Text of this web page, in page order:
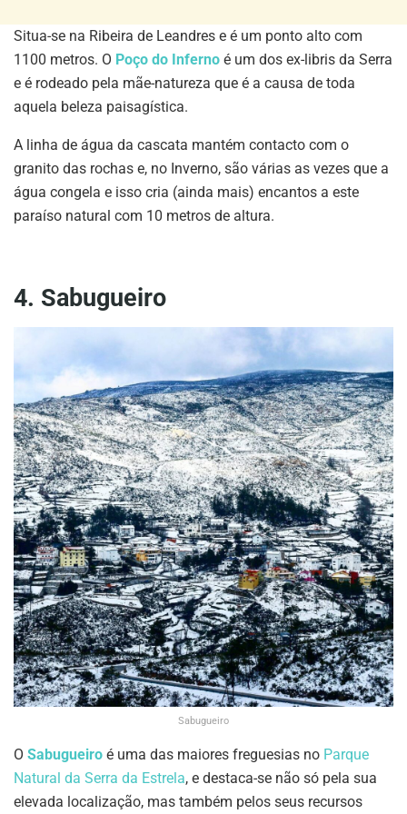
Situa-se na Ribeira de Leandres e é um ponto alto com
1100 metros. O Poço do Inferno é um dos ex-libris da Serra
e é rodeado pela mãe-natureza que é a causa de toda
aquela beleza paisagística.
A linha de água da cascata mantém contacto com o
granito das rochas e, no Inverno, são várias as vezes que a
água congela e isso cria (ainda mais) encantos a este
paraíso natural com 10 metros de altura.
4. Sabugueiro
Sabugueiro
O Sabugueiro é uma das maiores freguesias no Parque
Natural da Serra da Estrela, e destaca-se não só pela sua
elevada localização, mas também pelos seus recursos